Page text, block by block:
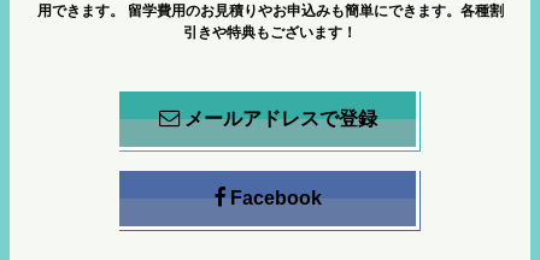
用できます。
留学費用のお見積りやお申込みも簡単にできます。各種割
引きや特典もございます！
メールアドレスで登録
Facebook